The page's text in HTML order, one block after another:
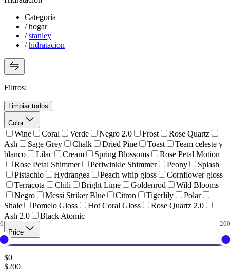
Categoría
/hogar
/stanley
/hidratacion
Filtros:
Limpiar todos
Color
Wine Coral Verde Negro 2.0 Frost
Rose Quartz
Ash
Sage Grey Chalk Dried Pine Toast
Team celeste y
blanco
Lilac Cream Spring Blossoms
Rose Petal Motion
Rose Petal Shimmer
Periwinkle Shimmer Peony
Splash
Pistachio
Hydrangea Peach whip gloss
Cornflower gloss
Terracota
Chili Bright Lime Goldenrod
Wild Blooms
Negro
Messi Striker Blue Citron Tigerlily
Polar
Shale
Pomelo Gloss Hot Coral Gloss
Rose Quartz 2.0
Ash 2.0
Black Atomic
Price
$0
$200